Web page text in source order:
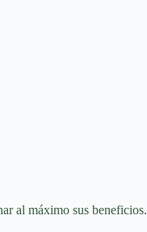
al máximo sus beneficios.